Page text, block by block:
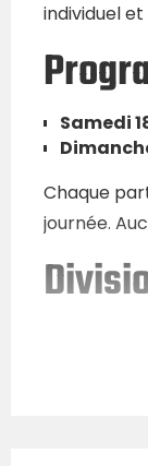
individuel
Samedi
Chaque
journée.
Indiv